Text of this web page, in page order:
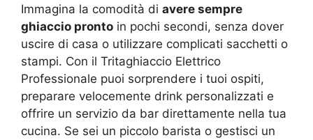
Immagina la comodità di avere sempre
ghiaccio pronto in pochi secondi, senza dover
uscire di casa o utilizzare complicati sacchetti o
stampi. Con il Tritaghiaccio Elettrico
Professionale puoi sorprendere i tuoi ospiti,
preparare velocemente drink personalizzati e
offrire un servizio da bar direttamente nella tua
cucina. Se sei un piccolo barista o gestisci un